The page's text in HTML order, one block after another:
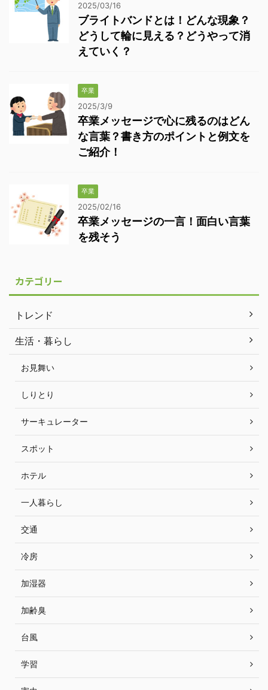
2025/03/16
ブライトバンドとは！どんな現象？
どうして輪に見える？どうやって消
えていく？
卒業
2025/3/9
卒業メッセージで心に残るのはどん
な言葉？書き方のポイントと例文を
ご紹介！
卒業
2025/02/16
卒業メッセージの一言！面白い言葉
を残そう
カテゴリー
トレンド
生活・暮らし
お見舞い
しりとり
サーキュレーター
スポット
ホテル
一人暮らし
交通
冷房
加湿器
加齢臭
台風
学習